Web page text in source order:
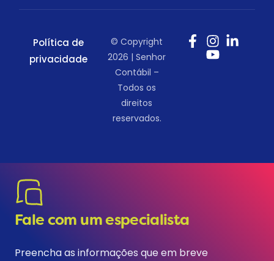
Política de
privacidade
© Copyright
2026 | Senhor
Contábil –
Todos os
direitos
reservados.
Fale com um especialista
Preencha as informações que em breve